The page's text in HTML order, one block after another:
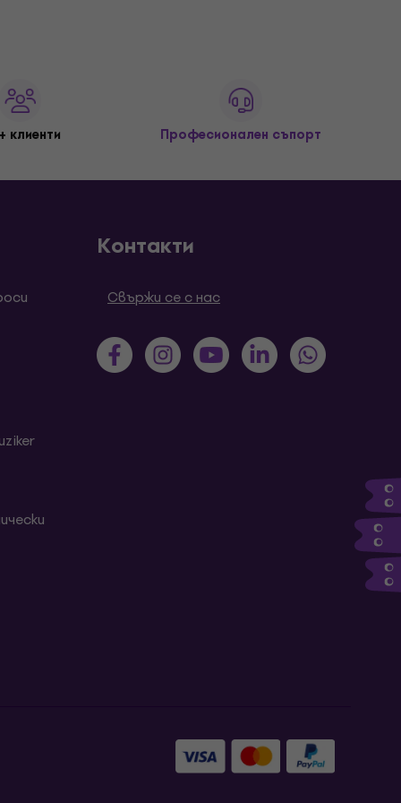
клиенти Професионален съпорт
Контакти
Свържи се с нас